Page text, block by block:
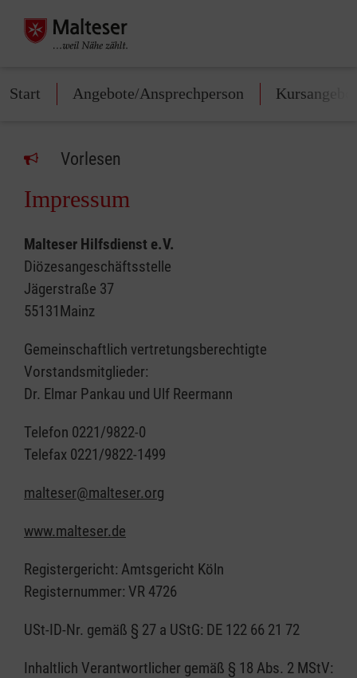
Start Angebote/Ansprechperson Kursangebot
Vorlesen
Impressum
Malteser Hilfsdienst e.V.
Diözesangeschäftsstelle
Jägerstraße 37
55131Mainz
Gemeinschaftlich vertretungsberechtigte
Vorstandsmitglieder:
Dr. Elmar Pankau und Ulf Reermann
Telefon 0221/9822-0
Telefax 0221/9822-1499
malteser@malteser.org
www.malteser.de
Registergericht: Amtsgericht Köln
Registernummer: VR 4726
USt-ID-Nr. gemäß § 27 a UStG: DE 122 66 21 72
Inhaltlich Verantwortlicher gemäß § 18 Abs. 2 MStV: